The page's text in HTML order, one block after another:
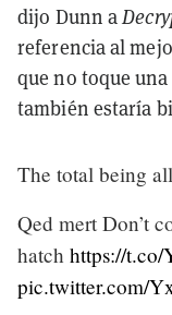
dijo Dunn a
referencia al
que no toque
también estaría
The total being
Qed mert Don’t
hatch https://
pic.twitter.com/